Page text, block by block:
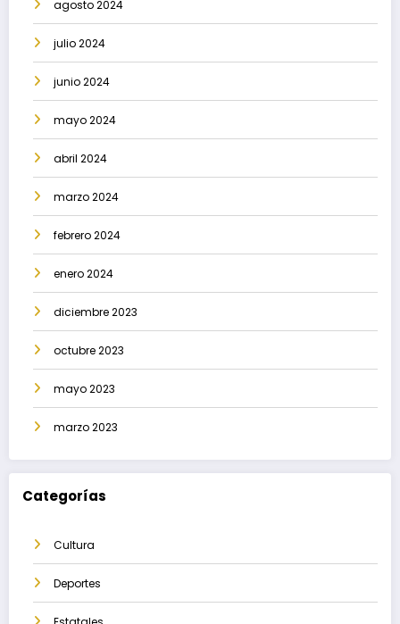
agosto 2024
julio 2024
junio 2024
mayo 2024
abril 2024
marzo 2024
febrero 2024
enero 2024
diciembre 2023
octubre 2023
mayo 2023
marzo 2023
Categorías
Cultura
Deportes